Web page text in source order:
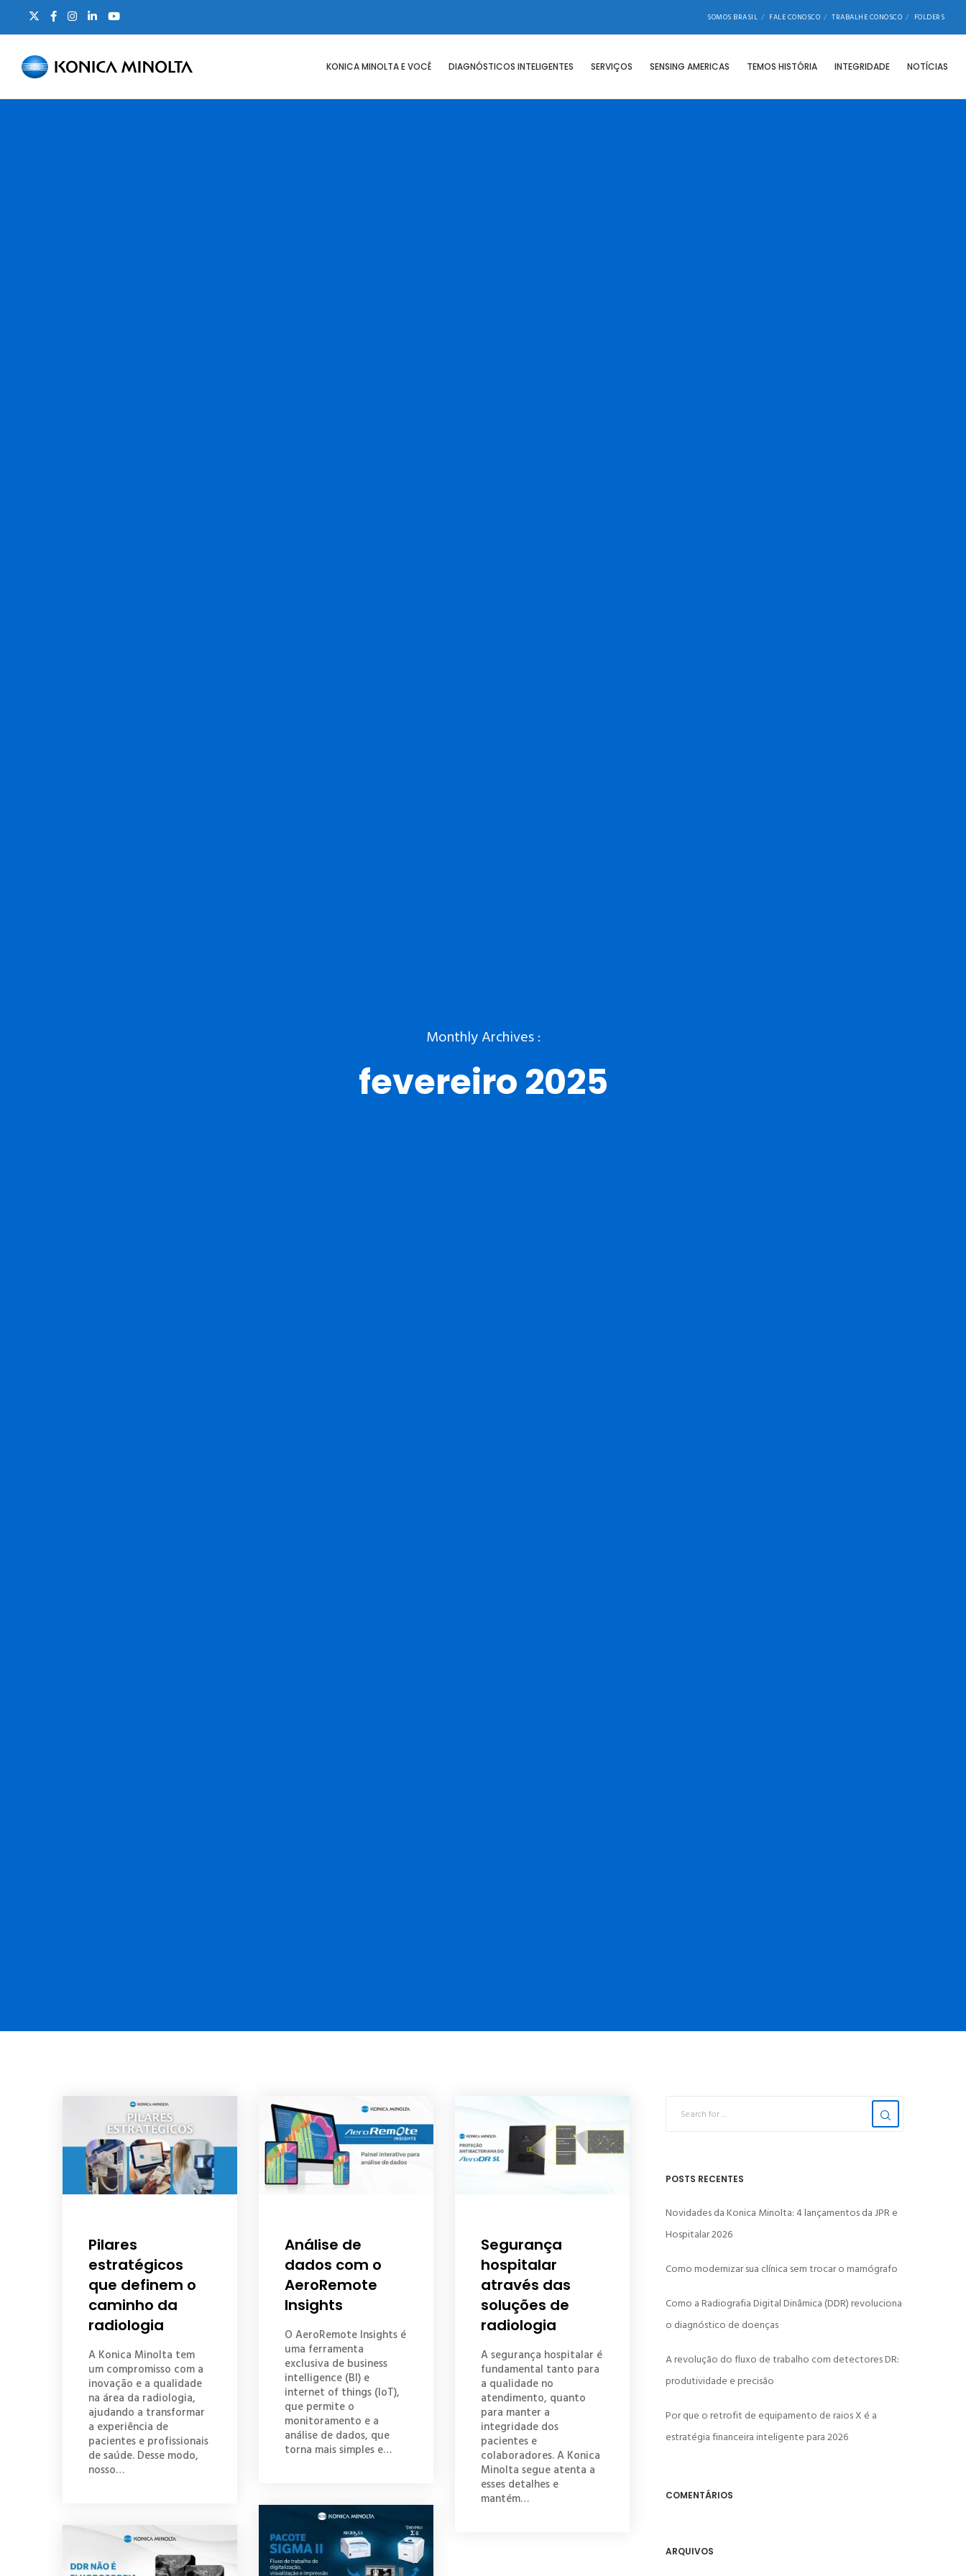
SOMOS BRASIL FALE CONOSCO TRABALHE CONOSCO FOLDERS
KONICA MINOLTA E VOCÊ DIAGNÓSTICOS INTELIGENTES SERVIÇOS SENSING AMERICAS TEMOS HISTÓRIA INTEGRIDADE NOTÍCIAS
Monthly Archives :
fevereiro 2025
Pilares
estratégicos
que definem o
caminho da
radiologia
A Konica Minolta tem
um compromisso com a
inovação e a qualidade
na área da radiologia,
ajudando a transformar
a experiência de
pacientes e profissionais
de saúde. Desse modo,
nosso…
Análise de
dados com o
AeroRemote
Insights
O AeroRemote Insights é
uma ferramenta
exclusiva de business
intelligence (BI) e
internet of things (IoT),
que permite o
monitoramento e a
análise de dados, que
torna mais simples e…
Segurança
hospitalar
através das
soluções de
radiologia
A segurança hospitalar é
fundamental tanto para
a qualidade no
atendimento, quanto
para manter a
integridade dos
pacientes e
colaboradores. A Konica
Minolta segue atenta a
esses detalhes e
mantém…
POSTS RECENTES
Novidades da Konica Minolta: 4 lançamentos da JPR e
Hospitalar 2026
Como modernizar sua clínica sem trocar o mamógrafo
Como a Radiografia Digital Dinâmica (DDR) revoluciona
o diagnóstico de doenças
A revolução do fluxo de trabalho com detectores DR:
produtividade e precisão
Por que o retrofit de equipamento de raios X é a
estratégia financeira inteligente para 2026
COMENTÁRIOS
ARQUIVOS